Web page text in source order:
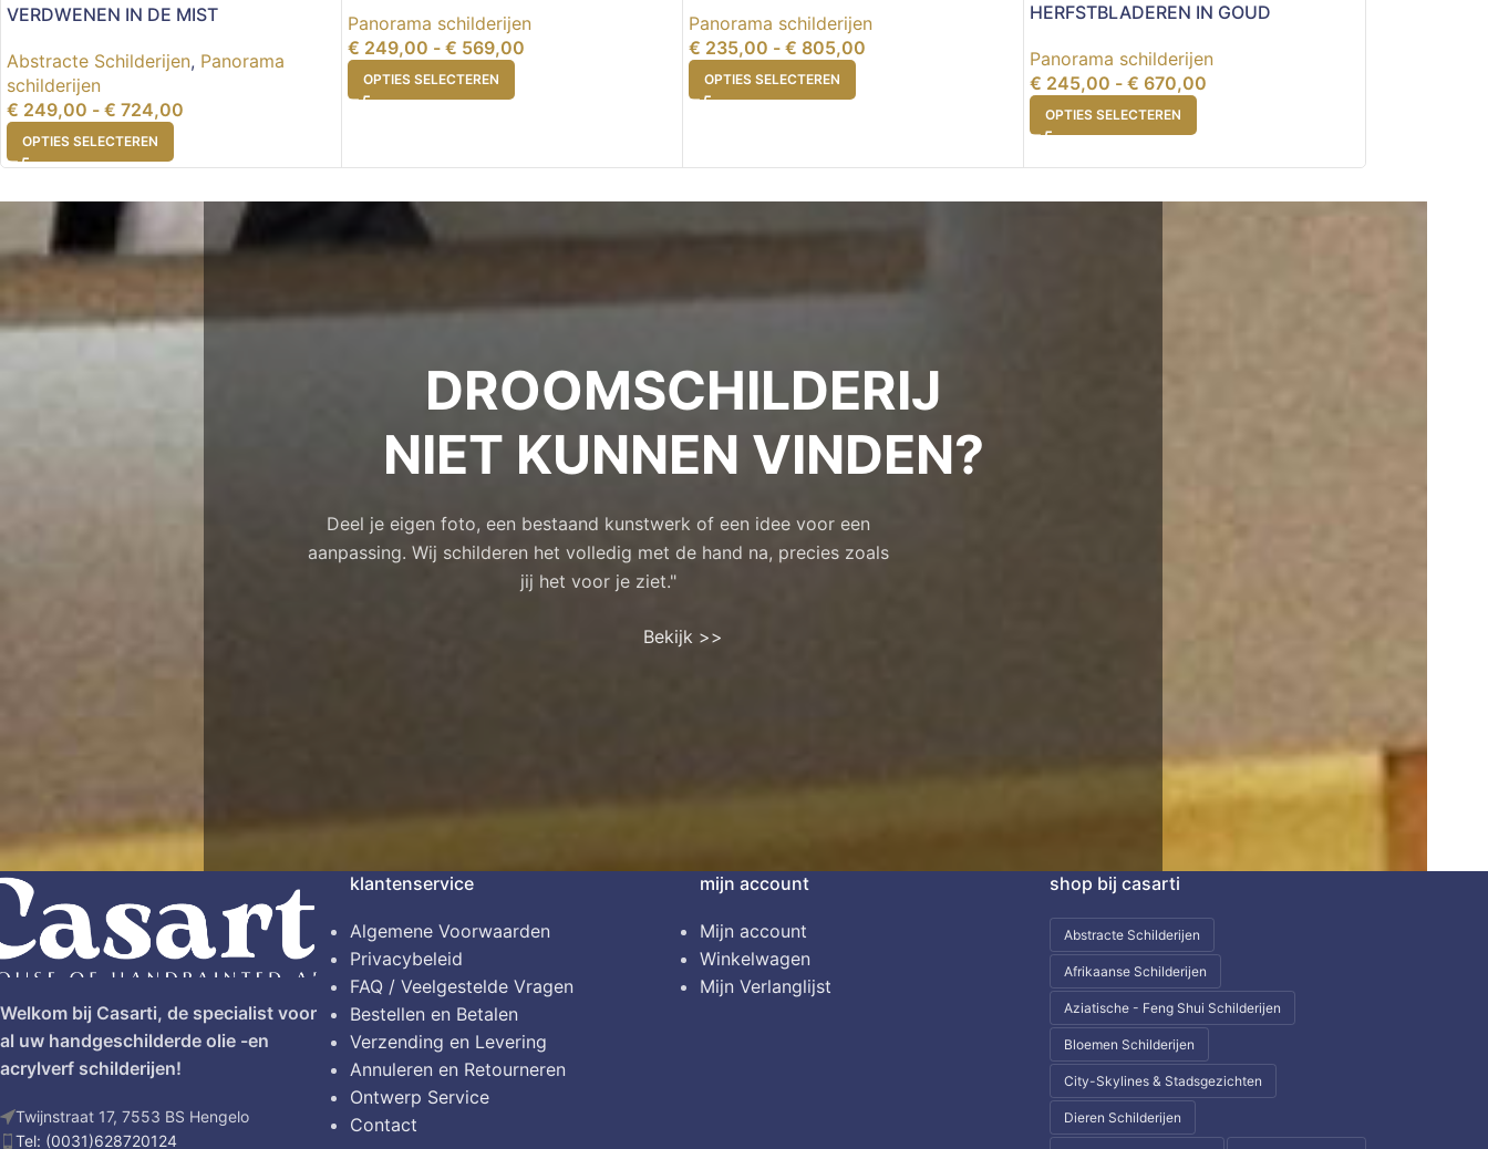
VERDWENEN IN DE MIST
Abstracte Schilderijen, Panorama
schilderijen
€ 249,00 - € 724,00
OPTIES SELECTEREN
Panorama schilderijen
€ 249,00 - € 569,00
OPTIES SELECTEREN
Panorama schilderijen
€ 235,00 - € 805,00
OPTIES SELECTEREN
HERFSTBLADEREN IN GOUD
Panorama schilderijen
€ 245,00 - € 670,00
OPTIES SELECTEREN
DROOMSCHILDERIJ
NIET KUNNEN VINDEN?
Deel je eigen foto, een bestaand kunstwerk of een idee voor een
aanpassing. Wij schilderen het volledig met de hand na, precies zoals
jij het voor je ziet."
Bekijk >>
Welkom bij Casarti, de specialist voor
al uw handgeschilderde olie -en
acrylverf schilderijen!
Twijnstraat 17, 7553 BS Hengelo
Tel: (0031)628720124
klantenservice
Algemene Voorwaarden
Privacybeleid
FAQ / Veelgestelde Vragen
Bestellen en Betalen
Verzending en Levering
Annuleren en Retourneren
Ontwerp Service
Contact
mijn account
Mijn account
Winkelwagen
Mijn Verlanglijst
shop bij casarti
Abstracte Schilderijen
Afrikaanse Schilderijen
Aziatische - Feng Shui Schilderijen
Bloemen Schilderijen
City-Skylines & Stadsgezichten
Dieren Schilderijen